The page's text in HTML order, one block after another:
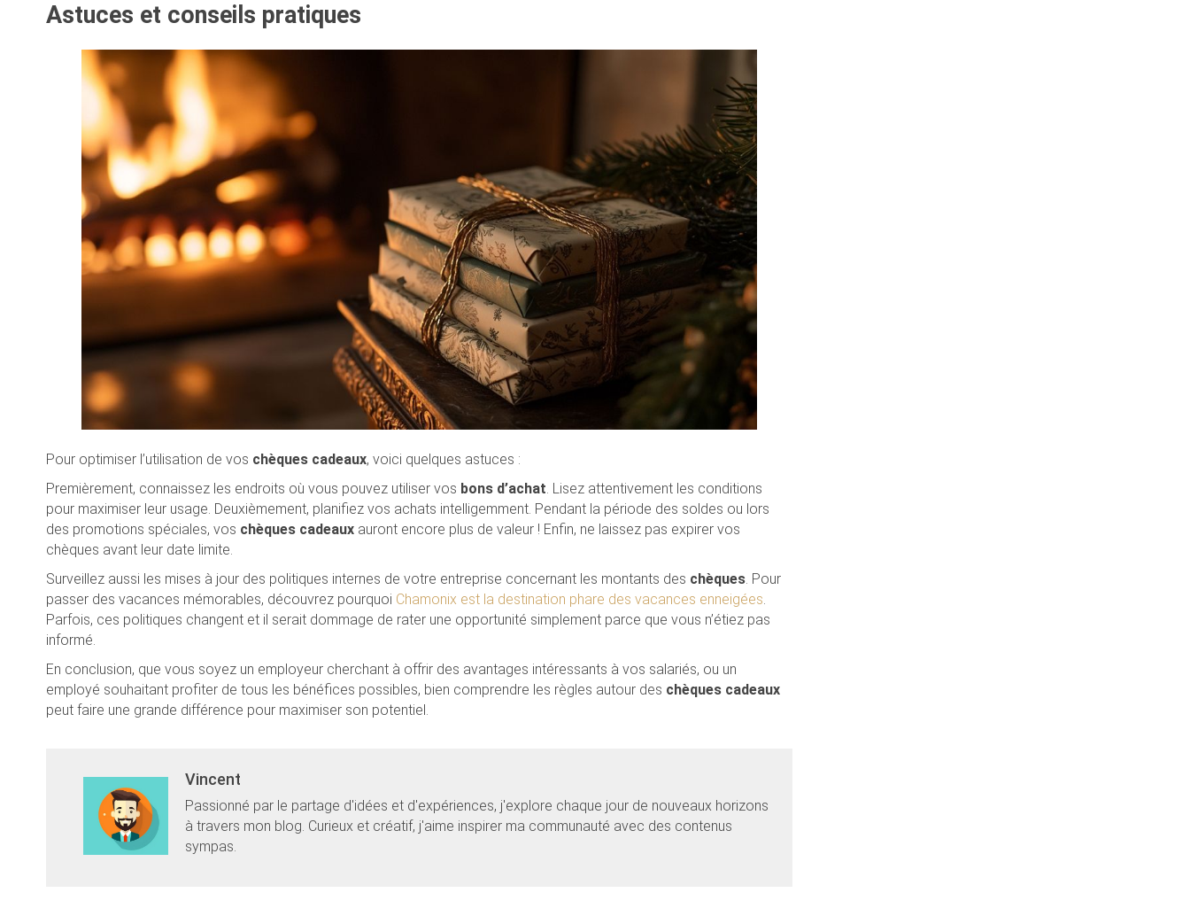
Astuces et conseils pratiques
Pour optimiser l’utilisation de vos chèques cadeaux, voici quelques astuces :
Premièrement, connaissez les endroits où vous pouvez utiliser vos bons d’achat. Lisez attentivement les conditions
pour maximiser leur usage. Deuxièmement, planifiez vos achats intelligemment. Pendant la période des soldes ou lors
des promotions spéciales, vos chèques cadeaux auront encore plus de valeur ! Enfin, ne laissez pas expirer vos
chèques avant leur date limite.
Surveillez aussi les mises à jour des politiques internes de votre entreprise concernant les montants des chèques. Pour
passer des vacances mémorables, découvrez pourquoi Chamonix est la destination phare des vacances enneigées.
Parfois, ces politiques changent et il serait dommage de rater une opportunité simplement parce que vous n’étiez pas
informé.
En conclusion, que vous soyez un employeur cherchant à offrir des avantages intéressants à vos salariés, ou un
employé souhaitant profiter de tous les bénéfices possibles, bien comprendre les règles autour des chèques cadeaux
peut faire une grande différence pour maximiser son potentiel.
Vincent
Passionné par le partage d'idées et d'expériences, j'explore chaque jour de nouveaux horizons
à travers mon blog. Curieux et créatif, j'aime inspirer ma communauté avec des contenus
sympas.